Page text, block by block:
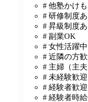
# 他塾かけ
# 研修制度あ
# 昇級制度あ
# 副業OK
# 女性活躍中
# 近隣の方
# 主婦（主
# 未経験歓迎
# 経験者歓迎
# 経験者時